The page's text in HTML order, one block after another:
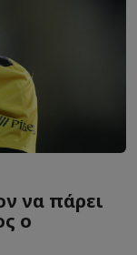
να πάρει
ο